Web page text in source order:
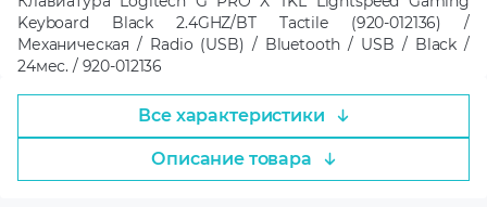
Keyboard Black 2.4GHZ/BT Tactile (920-012136) /
Механическая / Radio (USB) / Bluetooth / USB / Black /
24мес. / 920-012136
Все характеристики
Описание товара